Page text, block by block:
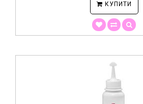
КУПИТИ